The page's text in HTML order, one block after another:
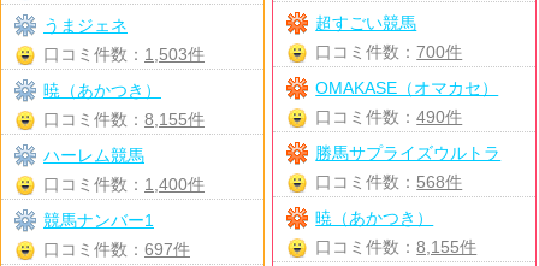
超すごい競馬
口コミ件数：700件
OMAKASE（オマカセ）
口コミ件数：490件
勝馬サプライズウルトラ
口コミ件数： 568件
暁（あかつき）
口コミ件数：8,155件
うまジェネ
口コミ件数： 1,503件
暁（あかつき）
口コミ件数： 8,155件
ハーレム競馬
口コミ件数： 1,400件
競馬ナンバー1
口コミ件数： 697件